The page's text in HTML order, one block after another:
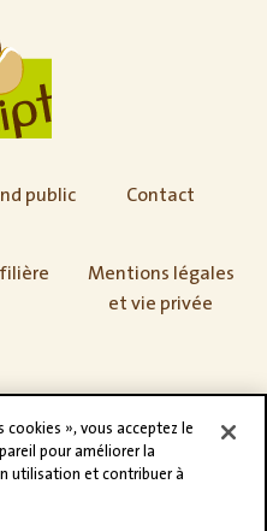
public Contact
filière
Mentions légales
et vie privée
cookies », vous acceptez le
pour améliorer la
utilisation et contribuer à